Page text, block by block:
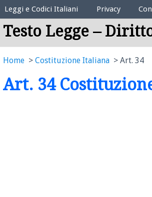
Elenco Codici Legali
Leggi e Codici Italiani Privacy
Testo Legge –
Home Costituzione Italiana Art. 34
Art. 34